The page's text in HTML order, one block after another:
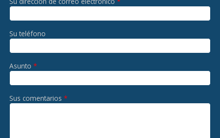
Su teléfono
Asunto *
Sus comentarios *